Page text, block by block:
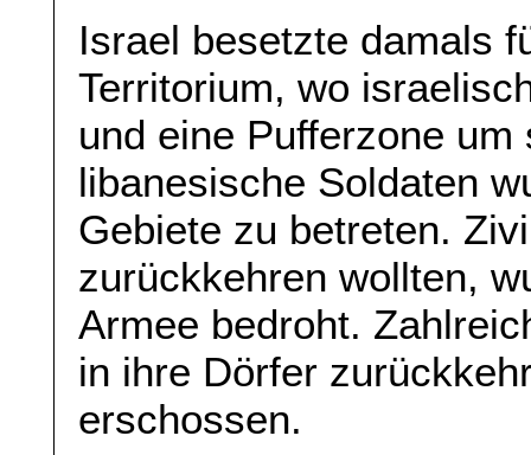
Israel besetzte damals
Territorium, wo
und eine Pufferzone
libanesische Soldaten
Gebiete zu betreten.
zurückkehren wollten,
Armee bedroht.
in ihre Dörfer
erschossen.